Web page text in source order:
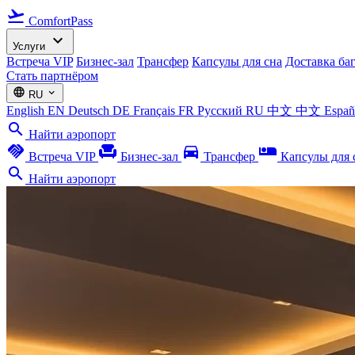
flight_takeoff ComfortPass
Услуги expand_more
Встреча VIP Бизнес-зал Трансфер Капсулы для сна Доставка
Стать партнёром
language RU expand_more
English EN Deutsch DE Français FR Русский RU 中文 中文
search Найти аэропорт
handshake Встреча VIP chair Бизнес-зал directions_car Трансфер airline_seat_individual_suite Капсулы для
search Найти аэропорт